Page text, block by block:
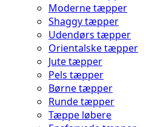
Moderne tæpper
Shaggy tæpper
Udendørs tæpper
Orientalske tæpper
Jute tæpper
Pels tæpper
Børne tæpper
Runde tæpper
Tæppe løbere